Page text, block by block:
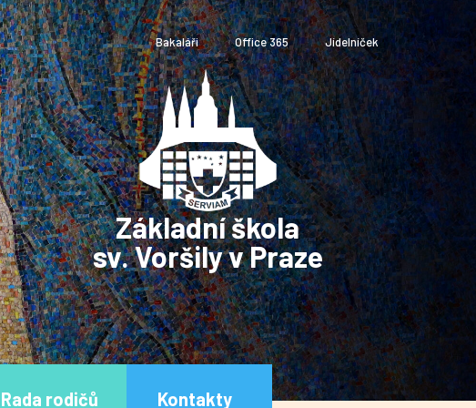
Bakaláři Office 365 Jídelníček
Základní škola
sv. Voršily v Praze
Rada rodičů Kontakty